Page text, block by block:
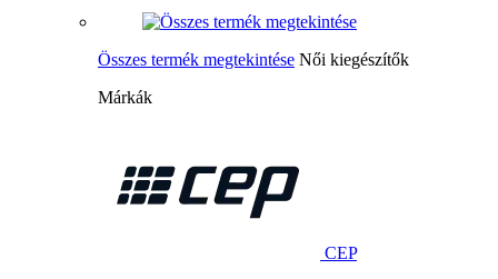
Összes termék megtekintése Női kiegészítők
Márkák
CEP